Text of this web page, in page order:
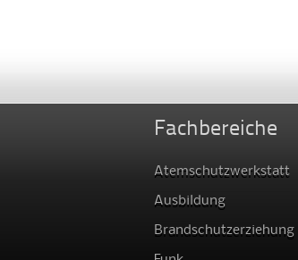
Fachbereiche
Atemschutzwerkstatt
Ausbildung
Brandschutzerziehung